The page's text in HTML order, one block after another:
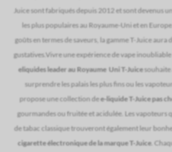
Juice sont fabriqués depuis 2012 et sont devenus
les plus populaires au Royaume-Uni et en
goûts en termes de saveurs, la gamme T-Juice aura
gustatives.Vivre une expérience de vape
eliquides leader au Royaume Uni T-Juicesouhaite
surprendre les palais les plus fins ou les
propose une collection dee-liquide T-Juicepas
gourmandes ou fruitée et acidulée. Les vapoteurs
de tabac classique trouveront également leur
cigarette électronique de la marque T-Juice.